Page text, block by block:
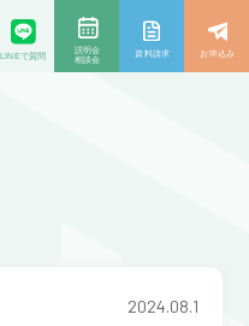
LINEで質問
説明会
相談会
資料請求 お申込み
2024.08.1